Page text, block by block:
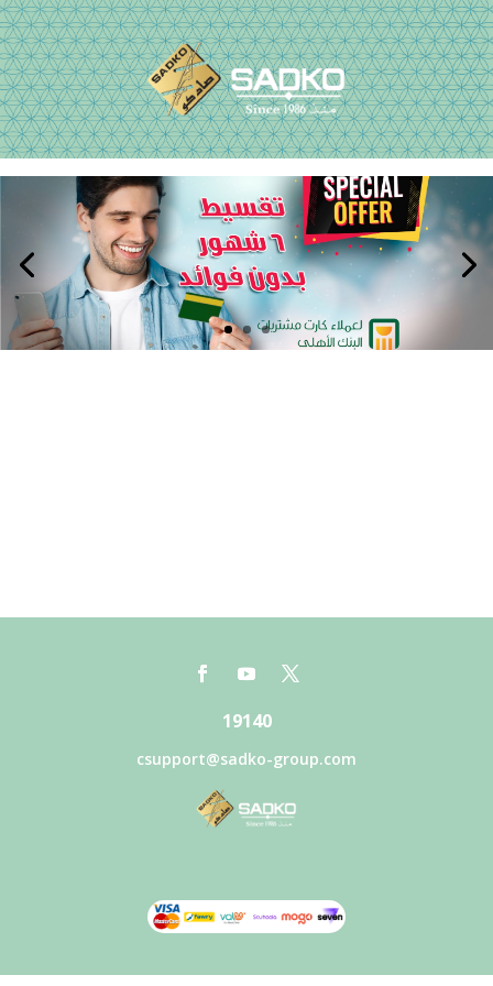
19140
csupport@sadko-group.com